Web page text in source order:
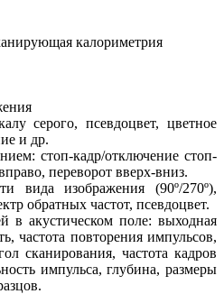
калориметрия
серого, псевдоцвет, цветное
и др.
стоп-кадр/отключение стоп-
переворот вверх-вниз.
вида изображения (90º/270º),
обратных частот, псевдоцвет.
в акустическом поле: выходная
частота повторения импульсов,
сканирования, частота кадров
импульса, глубина, размеры